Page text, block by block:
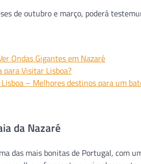
de outubro e março, poderá
Ondas Gigantes em Nazaré
para Visitar Lisboa?
– Melhores destinos para um
da Nazaré
das mais bonitas de Portugal, com